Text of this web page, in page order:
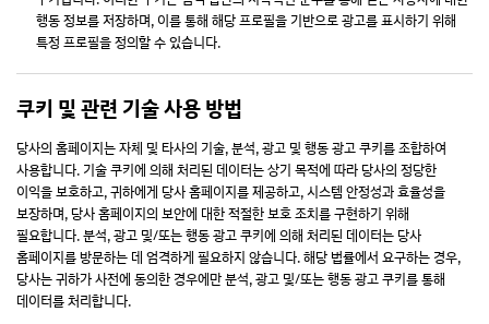
행동 정보를 저장하며, 이를 통해 해당 프로필을 기반으로 광고를 표시하기 위해
특정 프로필을 정의할 수 있습니다.
쿠키 및 관련 기술 사용 방법
당사의 홈페이지는 자체 및 타사의 기술, 분석, 광고 및 행동 광고 쿠키를 조합하여
사용합니다. 기술 쿠키에 의해 처리된 데이터는 상기 목적에 따라 당사의 정당한
이익을 보호하고, 귀하에게 당사 홈페이지를 제공하고, 시스템 안정성과 효율성을
보장하며, 당사 홈페이지의 보안에 대한 적절한 보호 조치를 구현하기 위해
필요합니다. 분석, 광고 및/또는 행동 광고 쿠키에 의해 처리된 데이터는 당사
홈페이지를 방문하는 데 엄격하게 필요하지 않습니다. 해당 법률에서 요구하는 경우,
당사는 귀하가 사전에 동의한 경우에만 분석, 광고 및/또는 행동 광고 쿠키를 통해
데이터를 처리합니다.